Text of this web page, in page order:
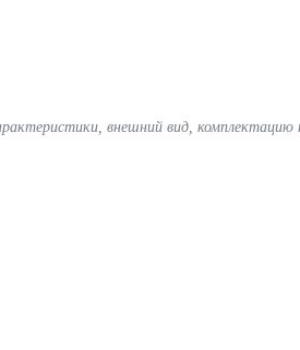
внешний вид,